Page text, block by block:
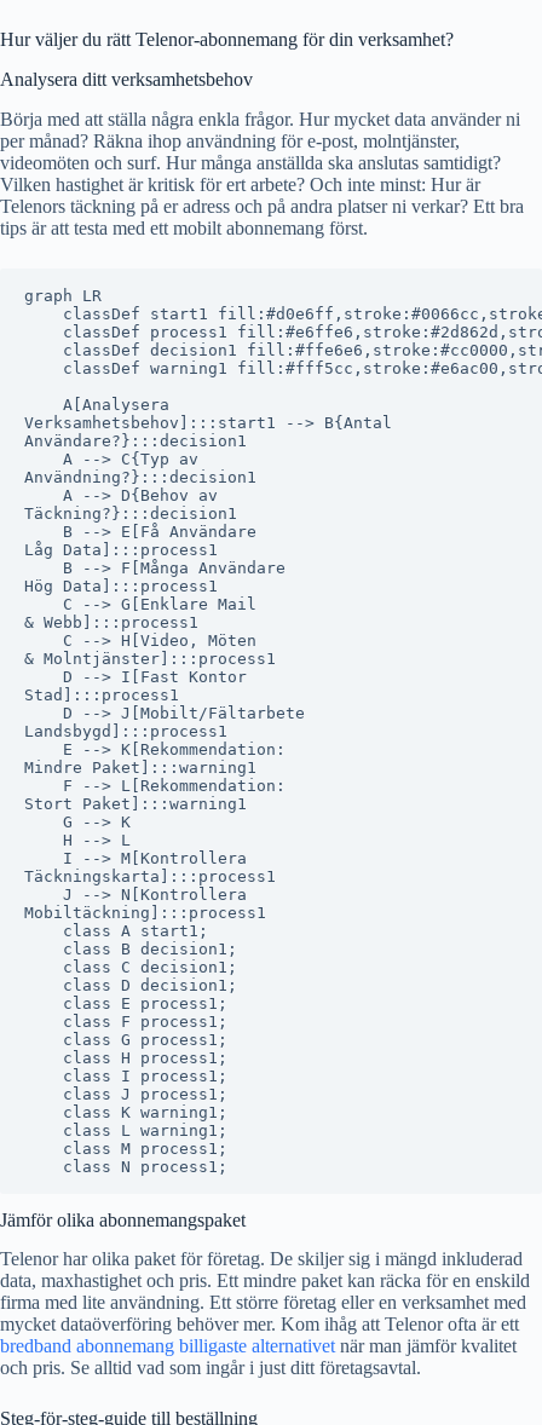
Hur väljer du rätt Telenor-abonnemang för din verksamhet?
Analysera ditt verksamhetsbehov
Börja med att ställa några enkla frågor. Hur mycket data använder ni
per månad? Räkna ihop användning för e-post, molntjänster,
videomöten och surf. Hur många anställda ska anslutas samtidigt?
Vilken hastighet är kritisk för ert arbete? Och inte minst: Hur är
Telenors täckning på er adress och på andra platser ni verkar? Ett bra
tips är att testa med ett mobilt abonnemang först.
graph LR
classDef start1
classDef process1
classDef decision1
classDef warning1
    A[Analysera
Verksamhetsbehov]:::start1 --> B{Antal
Användare?}:::decision1
    A --> C{Typ av
Användning?}:::decision1
    A --> D{Behov av
Täckning?}:::decision1
    B --> E[Få Användare
Låg Data]:::process1
    B --> F[Många Användare
Hög Data]:::process1
    C --> G[Enklare Mail
& Webb]:::process1
    C --> H[Video, Möten
& Molntjänster]:::process1
    D --> I[Fast Kontor
Stad]:::process1
    D --> J[Mobilt/Fältarbete
Landsbygd]:::process1
    E --> K[Rekommendation:
Mindre Paket]:::warning1
    F --> L[Rekommendation:
Stort Paket]:::warning1
    G --> K
    H --> L
    I --> M[Kontrollera
Täckningskarta]:::process1
    J --> N[Kontrollera
Mobiltäckning]:::process1
    class A start1;
    class B decision1;
    class C decision1;
    class D decision1;
    class E process1;
    class F process1;
    class G process1;
    class H process1;
    class I process1;
    class J process1;
    class K warning1;
    class L warning1;
    class M process1;
Jämför olika abonnemangspaket
Telenor har olika paket för företag. De skiljer sig i mängd inkluderad
data, maxhastighet och pris. Ett mindre paket kan räcka för en enskild
firma med lite användning. Ett större företag eller en verksamhet med
mycket dataöverföring behöver mer. Kom ihåg att Telenor ofta är ett
bredband abonnemang billigaste alternativet när man jämför kvalitet
och pris. Se alltid vad som ingår i just ditt företagsavtal.
Steg-för-steg-guide till beställning